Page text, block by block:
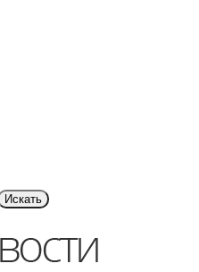
Искать